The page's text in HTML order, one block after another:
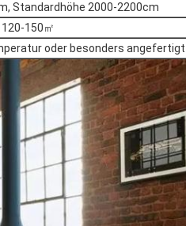
Standardhöhe 2000-2200cm
120-150㎡
oder besonders angefertigt